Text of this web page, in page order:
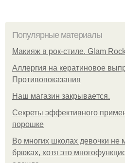
Популярные материалы
Макияж в рок-стиле. Glam
Аллергия на кератиновое
Противопоказания
Нaш магaзин зaкрывaeтся.
Секреты эффективного
порошке
Во многих школах девочки не
брюках, хотя это